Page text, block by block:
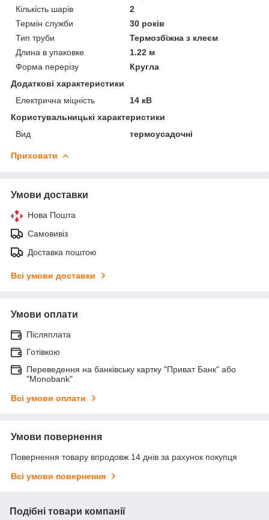
Кількість шарів
2
Термін служби
30 років
Тип труби
Термозбіжна з клеєм
Длина в упаковке
1.22 м
Форма перерізу
Кругла
Додаткові характеристики
Електрична міцність
14 кВ
Користувальницькі характеристики
Вид
термоусадочні
Приховати
Умови доставки
Нова Пошта
Самовивіз
Доставка поштою
Всі умови доставки
Умови оплати
Післяплата
Готівкою
Переведення на банківську картку "Приват Банк" або
"Monobank"
Всі умови оплати
Умови повернення
Повернення товару впродовж 14 днів за рахунок покупця
Всі умови повернення
Подібні товари компанії